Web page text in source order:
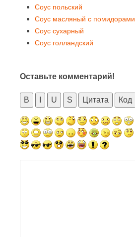
Соус польский
Соус масляный с помидорами
Соус сухарный
Соус голландский
Оставьте комментарий!
B U S Цитата Код